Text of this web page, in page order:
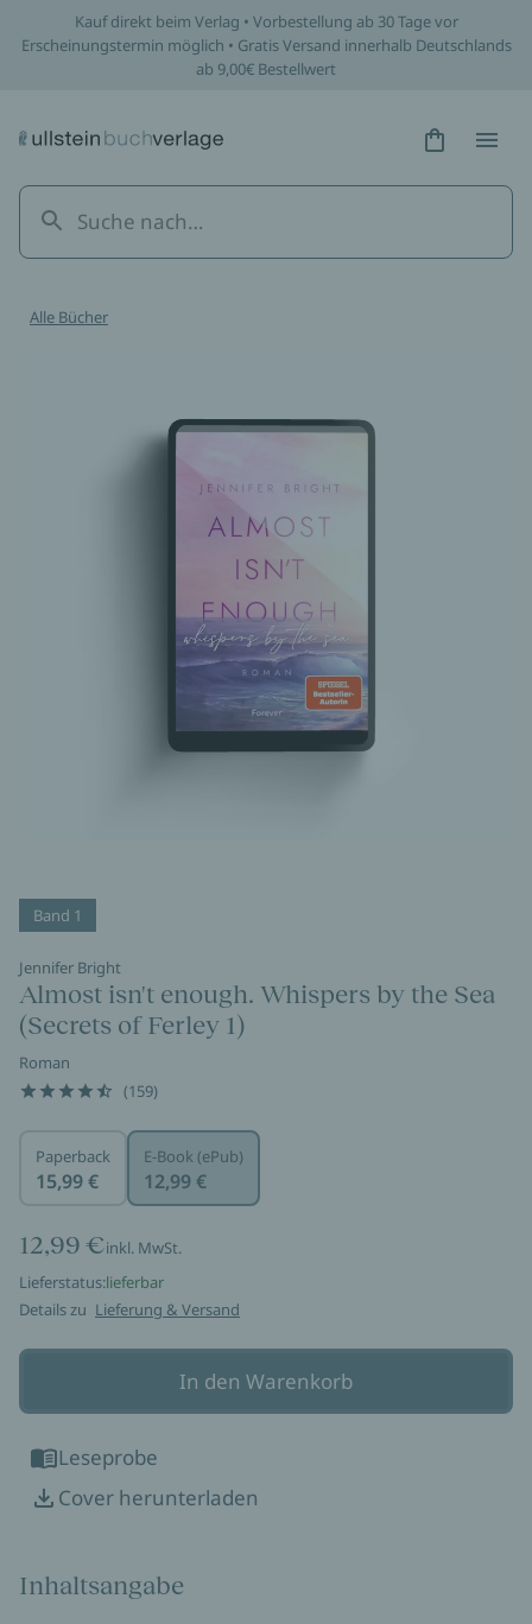
Kauf direkt beim Verlag • Vorbestellung ab 30 Tage vor
Erscheinungstermin möglich • Gratis Versand innerhalb Deutschlands
ab 9,00€ Bestellwert
Hidden
Alle Bücher
Band 1
Jennifer Bright
Almost isn't enough. Whispers by the Sea
(Secrets of Ferley 1)
Roman
(159)
Paperback
15,99 €
E-Book (ePub)
12,99 €
12,99 €inkl. MwSt.
Lieferstatus:lieferbar
Details zu Lieferung & Versand
In den Warenkorb
Leseprobe
Cover herunterladen
Inhaltsangabe